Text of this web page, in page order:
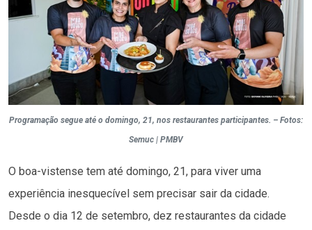
Programação segue até o domingo, 21, nos restaurantes participantes. – Fotos:
Semuc | PMBV
O boa-vistense tem até domingo, 21, para viver uma
experiência inesquecível sem precisar sair da cidade.
Desde o dia 12 de setembro, dez restaurantes da cidade